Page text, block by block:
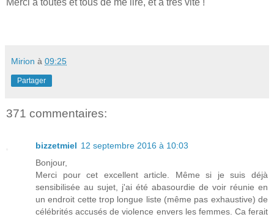
Merci à toutes et tous de me lire, et à très vite !
Mirion à 09:25
Partager
371 commentaires:
bizzetmiel 12 septembre 2016 à 10:03
Bonjour,
Merci pour cet excellent article. Même si je suis déjà
sensibilisée au sujet, j'ai été abasourdie de voir réunie en
un endroit cette trop longue liste (même pas exhaustive) de
célébrités accusés de violence envers les femmes. Ca ferait